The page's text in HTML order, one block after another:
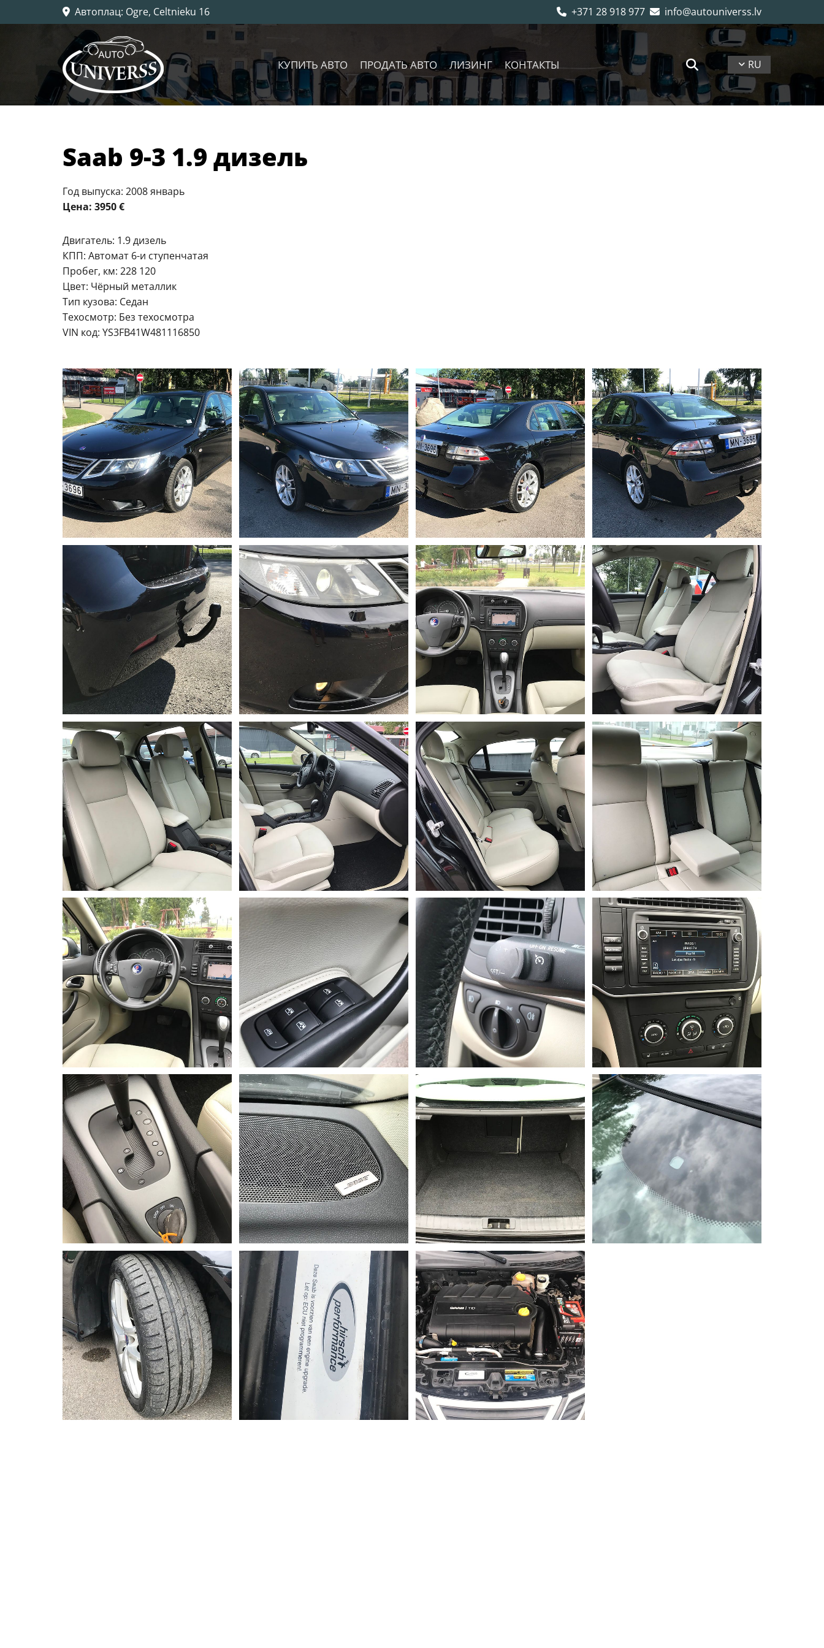
 Автоплац: Ogre, Celtnieku 16  +371 28 918 977  info@autouniverss.lv
КУПИТЬ АВТО ПРОДАТЬ АВТО ЛИЗИНГ КОНТАКТЫ RU
​Saab 9-3 1.9 дизель
Год выпуска: 2008 январь
Цена: 3950 €
Двигатель: 1.9 дизель
КПП: Автомат 6-и ступенчатая
Пробег, км: 228 120
Цвет: Чёрный металлик
Тип кузова: Седан
Техосмотр: Без техосмотра
VIN код: YS3FB41W481116850